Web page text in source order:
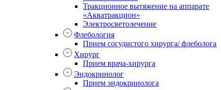
Тракционное вытяжение на аппарате
«Акватракцион»
Электросветолечение
Флебология
Прием сосудистого хирурга/ флеболога
Хирург
Прием врача-хирурга
Эндокринолог
Прием эндокринолога